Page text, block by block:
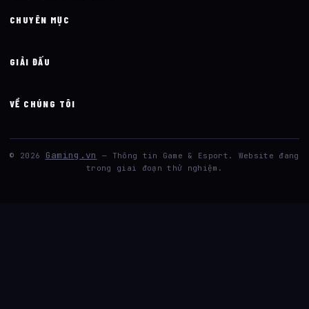
CHUYÊN MỤC
GIẢI ĐẤU
VỀ CHÚNG TÔI
© 2026 Gaming.vn
— Thông tin Game & Esport. Website đang
trong giai đoạn thử nghiệm.